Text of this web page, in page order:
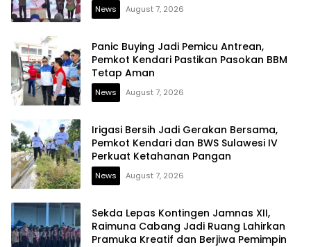
News August 7, 2026
Panic Buying Jadi Pemicu Antrean,
Pemkot Kendari Pastikan Pasokan BBM
Tetap Aman
News August 7, 2026
Irigasi Bersih Jadi Gerakan Bersama,
Pemkot Kendari dan BWS Sulawesi IV
Perkuat Ketahanan Pangan
News August 7, 2026
Sekda Lepas Kontingen Jamnas XII,
Raimuna Cabang Jadi Ruang Lahirkan
Pramuka Kreatif dan Berjiwa Pemimpin